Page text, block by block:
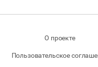
О проекте
Пользовательское